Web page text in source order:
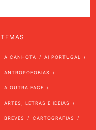
TEMAS
A CANHOTA AI PORTUGAL
ANTROPOFOBIAS
A OUTRA FACE
ARTES, LETRAS E IDEIAS
BREVES CARTOGRAFIAS